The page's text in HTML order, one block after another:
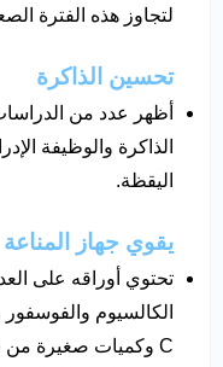
لتجاوز هذه الفترة
تحسين الذاكرة
أظهر عدد من
الذاكرة والوظيفة
اليقظة.
يقوي جهاز المناعة
تحتوي أوراقه على